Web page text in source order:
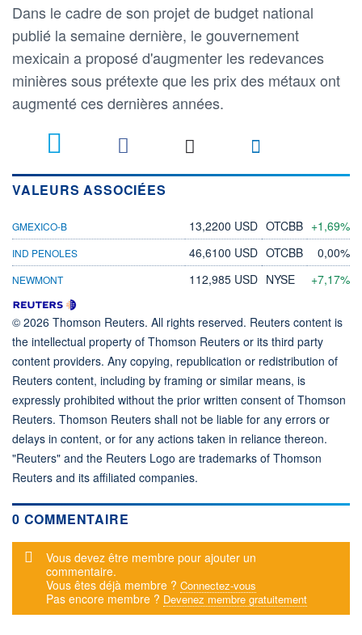
Dans le cadre de son projet de budget national
publié la semaine dernière, le gouvernement
mexicain a proposé d'augmenter les redevances
minières sous prétexte que les prix des métaux ont
augmenté ces dernières années.
VALEURS ASSOCIÉES
GMEXICO-B 13,2200 USD OTCBB +1,69%
IND PENOLES 46,6100 USD OTCBB 0,00%
NEWMONT 112,985 USD NYSE +7,17%
© 2026 Thomson Reuters. All rights reserved. Reuters content is
the intellectual property of Thomson Reuters or its third party
content providers. Any copying, republication or redistribution of
Reuters content, including by framing or similar means, is
expressly prohibited without the prior written consent of Thomson
Reuters. Thomson Reuters shall not be liable for any errors or
delays in content, or for any actions taken in reliance thereon.
"Reuters" and the Reuters Logo are trademarks of Thomson
Reuters and its affiliated companies.
0 COMMENTAIRE
Message d'alerte
Vous devez être membre pour ajouter un
commentaire.
Vous êtes déjà membre ? Connectez-vous
Pas encore membre ? Devenez membre gratuitement